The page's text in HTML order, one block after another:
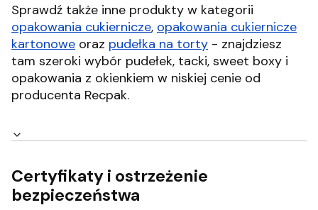
Sprawdź także inne produkty w kategorii
opakowania cukiernicze, opakowania cukiernicze
kartonowe oraz pudełka na torty - znajdziesz
tam szeroki wybór pudełek, tacki, sweet boxy i
opakowania z okienkiem w niskiej cenie od
producenta Recpak.
Certyfikaty i ostrzeżenie
bezpieczeństwa